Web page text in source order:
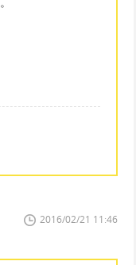
2016/02/21 11:46